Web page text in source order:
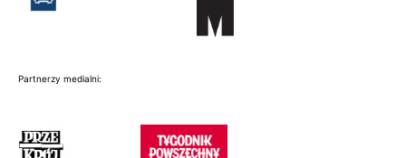
Partnerzy medialni: